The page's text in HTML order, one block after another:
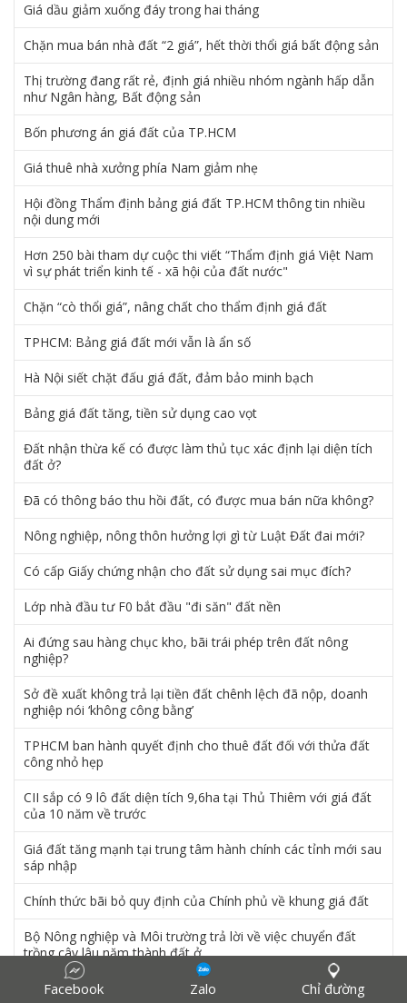
Giá dầu giảm xuống đáy trong hai tháng
Chặn mua bán nhà đất “2 giá”, hết thời thổi giá bất động sản
Thị trường đang rất rẻ, định giá nhiều nhóm ngành hấp dẫn
như Ngân hàng, Bất động sản
Bốn phương án giá đất của TP.HCM
Giá thuê nhà xưởng phía Nam giảm nhẹ
Hội đồng Thẩm định bảng giá đất TP.HCM thông tin nhiều
nội dung mới
Hơn 250 bài tham dự cuộc thi viết “Thẩm định giá Việt Nam
vì sự phát triển kinh tế - xã hội của đất nước"
Chặn “cò thổi giá”, nâng chất cho thẩm định giá đất
TPHCM: Bảng giá đất mới vẫn là ẩn số
Hà Nội siết chặt đấu giá đất, đảm bảo minh bạch
Bảng giá đất tăng, tiền sử dụng cao vọt
Đất nhận thừa kế có được làm thủ tục xác định lại diện tích
đất ở?
Đã có thông báo thu hồi đất, có được mua bán nữa không?
Nông nghiệp, nông thôn hưởng lợi gì từ Luật Đất đai mới?
Có cấp Giấy chứng nhận cho đất sử dụng sai mục đích?
Lớp nhà đầu tư F0 bắt đầu "đi săn" đất nền
Ai đứng sau hàng chục kho, bãi trái phép trên đất nông
nghiệp?
Sở đề xuất không trả lại tiền đất chênh lệch đã nộp, doanh
nghiệp nói ‘không công bằng’
TPHCM ban hành quyết định cho thuê đất đối với thửa đất
công nhỏ hẹp
CII sắp có 9 lô đất diện tích 9,6ha tại Thủ Thiêm với giá đất
của 10 năm về trước
Giá đất tăng mạnh tại trung tâm hành chính các tỉnh mới sau
sáp nhập
Chính thức bãi bỏ quy định của Chính phủ về khung giá đất
Bộ Nông nghiệp và Môi trường trả lời về việc chuyển đất
trồng cây lâu năm thành đất ở
HoREA đề nghị sửa quy định về tiền sử dụng đất trong dự
Facebook Zalo Chỉ đường